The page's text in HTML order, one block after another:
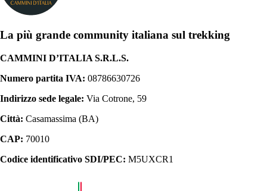
La più grande community italiana sul trekking
CAMMINI D’ITALIA S.R.L.S.
Numero partita IVA: 08786630726
Indirizzo sede legale: Via Cotrone, 59
Città: Casamassima (BA)
CAP: 70010
Codice identificativo SDI/PEC: M5UXCR1